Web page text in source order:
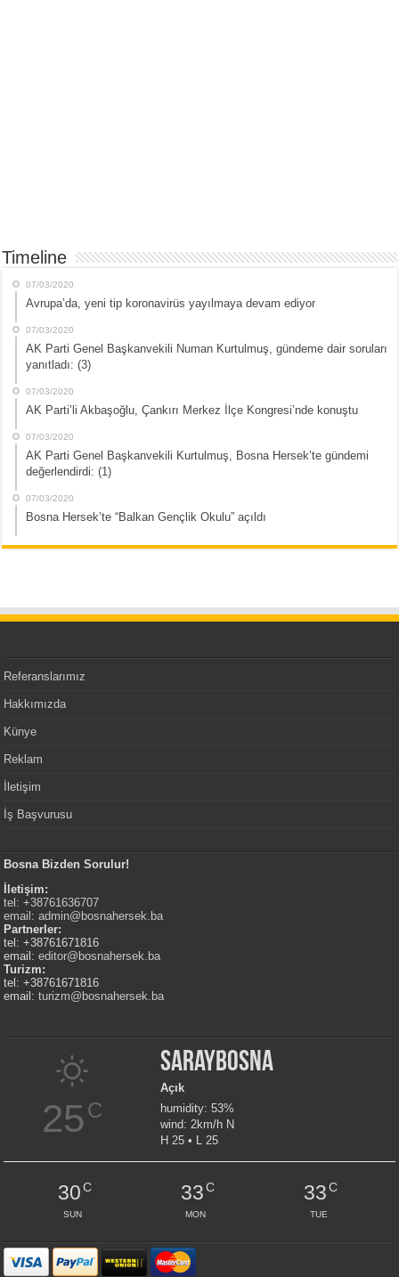
Timeline
07/03/2020
Avrupa’da, yeni tip koronavirüs yayılmaya devam ediyor
07/03/2020
AK Parti Genel Başkanvekili Numan Kurtulmuş, gündeme dair soruları
yanıtladı: (3)
07/03/2020
AK Parti’li Akbaşoğlu, Çankırı Merkez İlçe Kongresi’nde konuştu
07/03/2020
AK Parti Genel Başkanvekili Kurtulmuş, Bosna Hersek’te gündemi
değerlendirdi: (1)
07/03/2020
Bosna Hersek’te “Balkan Gençlik Okulu” açıldı
Referanslarımız
Hakkımızda
Künye
Reklam
İletişim
İş Başvurusu
Bosna Bizden Sorulur!
İletişim:
tel: +38761636707
email:admin@bosnahersek.ba
Partnerler:
tel: +38761671816
email:editor@bosnahersek.ba
Turizm:
tel: +38761671816
email:turizm@bosnahersek.ba
25C
Saraybosna
Açık
humidity: 53%
wind: 2km/h N
H 25 • L 25
30C
SUN
33C
MON
33C
TUE